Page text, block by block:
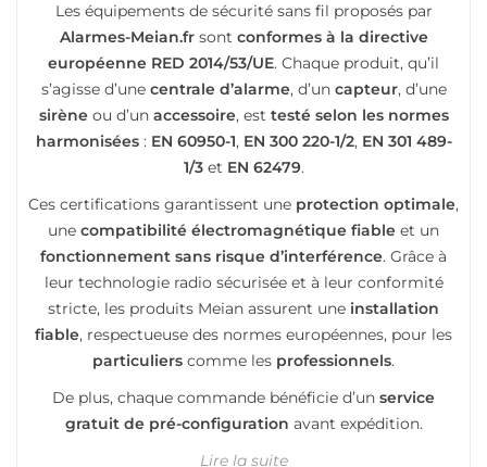
Les équipements de sécurité sans fil proposés par
Alarmes-Meian.frsont conformes à la directive
européenne RED 2014/53/UE. Chaque produit, qu’il
s’agisse d’une centrale d’alarme, d’un capteur, d’une
sirèneou d’un accessoire, est testé selon les normes
harmonisées: EN 60950-1, EN 300 220-1/2, EN 301 489-
1/3et EN 62479.
Ces certifications garantissent une protection optimale,
une compatibilité électromagnétique fiable et un
fonctionnement sans risque d’interférence. Grâce à
leur technologie radio sécurisée et à leur conformité
stricte, les produits Meian assurent une installation
fiable, respectueuse des normes européennes, pour les
particuliers comme les professionnels.
De plus, chaque commande bénéficie d’un service
gratuit de pré-configuration avant expédition.
Lire la suite